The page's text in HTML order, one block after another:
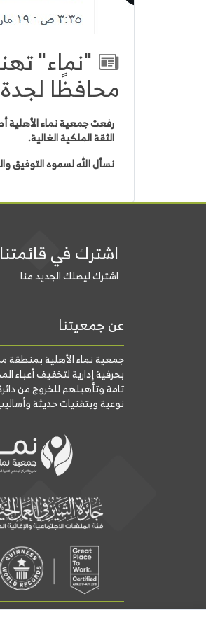
"نماء"
محافظًا
رفعت جمعية نماء الأهلية
الثقة الملكية الغالية.
نسأل الله لسموه التوفيق
اشترك في قائمتنا
اشترك ليصلك الجديد منا
عن جمعيتنا
جمعية نماء الأهلية بمنطقة
بحرفية إدارية لتخفيف أعباء
تامة وتأهيلهم للخروج من
نوعية وبتقنيات حديثة